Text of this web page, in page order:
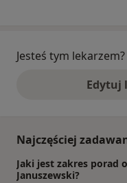
Jesteś tym lekarzem?
Edytuj
Najczęściej
Jaki jest zakres porad
Januszewski?